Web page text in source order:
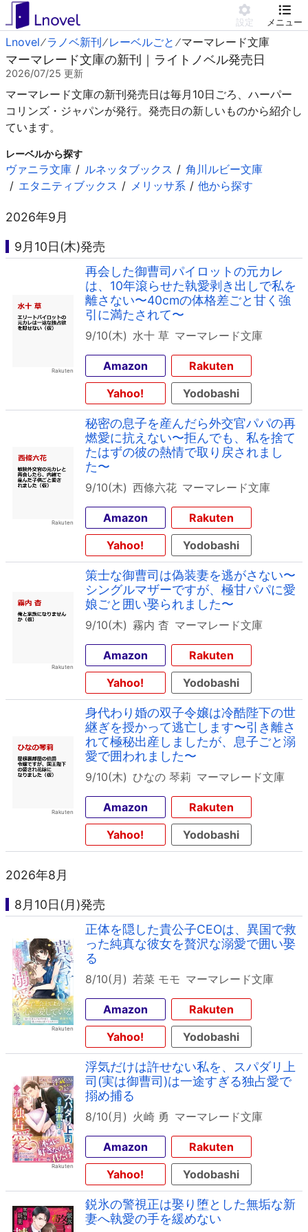
設定 メニュー
Lnovel ラノベ新刊 レーベルごと マーマレード文庫
マーマレード文庫の新刊｜ライトノベル発売日
2026/07/25 更新
マーマレード文庫の新刊発売日は毎月10日ごろ、ハーパー
コリンズ・ジャパンが発行。発売日の新しいものから紹介し
ています。
レーベルから探す
ヴァニラ文庫 ルネッタブックス
角川ルビー文庫
エタニティブックス
メリッサ系 他から探す
2026年9月
9月10日(木)発売
再会した御曹司パイロットの元カレ
は、10年滾らせた執愛剥き出しで私を
離さない〜40cmの体格差ごと甘く強
引に満たされて〜
9/10(木) 水十 草 マーマレード文庫
Amazon
Rakuten
Yahoo!
Yodobashi
秘密の息子を産んだら外交官パパの再
燃愛に抗えない〜拒んでも、私を捨て
たはずの彼の熱情で取り戻されまし
た〜
9/10(木) 西條六花 マーマレード文庫
Amazon
Rakuten
Yahoo!
Yodobashi
策士な御曹司は偽装妻を逃がさない〜
シングルマザーですが、極甘パパに愛
娘ごと囲い娶られました〜
9/10(木) 霧内 杳 マーマレード文庫
Amazon
Rakuten
Yahoo!
Yodobashi
身代わり婚の双子令嬢は冷酷陛下の世
継ぎを授かって逃亡します〜引き離さ
れて極秘出産しましたが、息子ごと溺
愛で囲われました〜
9/10(木) ひなの 琴莉 マーマレード文庫
Amazon
Rakuten
Yahoo!
Yodobashi
2026年8月
8月10日(月)発売
正体を隠した貴公子CEOは、異国で救
った純真な彼女を贅沢な溺愛で囲い娶
る
8/10(月) 若菜 モモ マーマレード文庫
Amazon
Rakuten
Yahoo!
Yodobashi
浮気だけは許せない私を、スパダリ上
司(実は御曹司)は一途すぎる独占愛で
搦め捕る
8/10(月) 火崎 勇 マーマレード文庫
Amazon
Rakuten
Yahoo!
Yodobashi
鋭氷の警視正は娶り堕とした無垢な新
妻へ執愛の手を緩めない